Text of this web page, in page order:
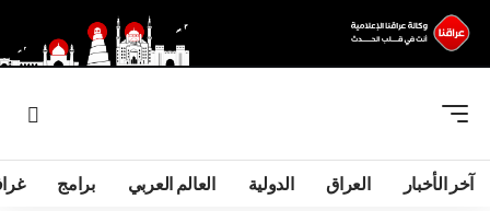
آخر الأخبار العراق الدولية العالم العربي برامج